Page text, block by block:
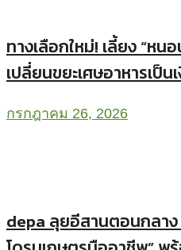
ทางเลือกใหม่! เลี้ยง “หน
เปลี่ยนขยะเศษอาหารเป็
กรกฎาคม 26, 2026
depa ลุยอีสานตอนกลา